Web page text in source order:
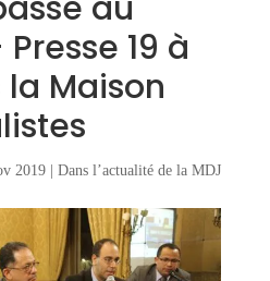
19 à
Maison
2019| Dans l’actualité de la MDJ